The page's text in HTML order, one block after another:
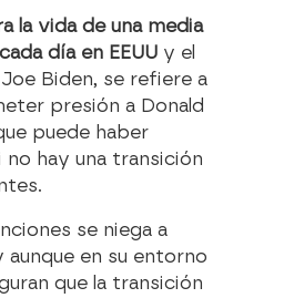
la vida de una media
día en EEUU y el
Biden, se refiere a
presión a Donald
puede haber
hay una transición
se niega a
en su entorno
que la transición